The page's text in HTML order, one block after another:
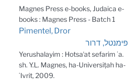
Magnes Press e-books, Judaica e-
books : Magnes Press - Batch 1
Pimentel, Dror
פימנטל, דרור
Yerushalayim : Hotsaʼat sefarim ʻa.
sh. Y.L. Magnes, ha-Universiṭah ha-
ʻIvrit, 2009.